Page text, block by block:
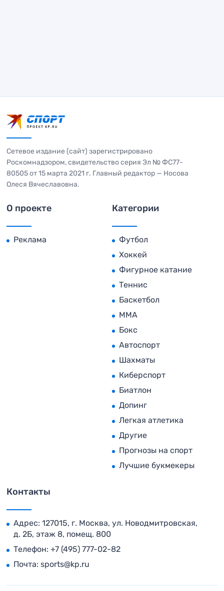
Сетевое издание (сайт) зарегистрировано
Роскомнадзором, свидетельство серия Эл № ФС77-
80505 от 15 марта 2021 г. Главный редактор — Носова
Олеся Вячеславовна.
О проекте
Реклама
Категории
Футбол
Хоккей
Фигурное катание
Теннис
Баскетбол
MMA
Бокс
Автоспорт
Шахматы
Киберспорт
Биатлон
Допинг
Легкая атлетика
Другие
Прогнозы на спорт
Лучшие букмекеры
Контакты
Адрес: 127015, г. Москва, ул. Новодмитровская,
д. 2Б, этаж 8, помещ. 800
Телефон: +7 (495) 777-02-82
Почта: sports@kp.ru